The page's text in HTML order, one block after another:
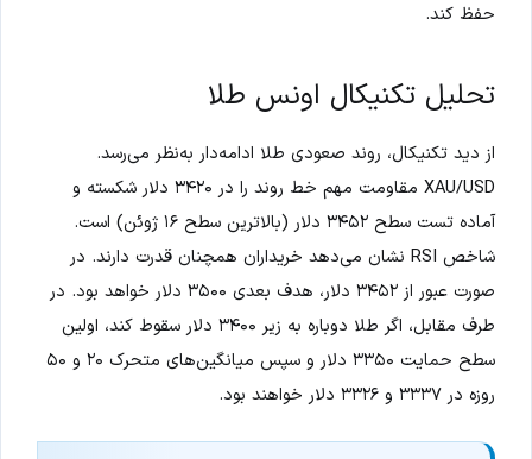
حفظ کند.
تحلیل تکنیکال اونس طلا
از دید تکنیکال، روند صعودی طلا ادامه‌دار به‌نظر می‌رسد.
XAU/USD مقاومت مهم خط روند را در ۳۴۲۰ دلار شکسته و
آماده تست سطح ۳۴۵۲ دلار (بالاترین سطح ۱۶ ژوئن) است.
شاخص RSI نشان می‌دهد خریداران همچنان قدرت دارند. در
صورت عبور از ۳۴۵۲ دلار، هدف بعدی ۳۵۰۰ دلار خواهد بود. در
طرف مقابل، اگر طلا دوباره به زیر ۳۴۰۰ دلار سقوط کند، اولین
سطح حمایت ۳۳۵۰ دلار و سپس میانگین‌های متحرک ۲۰ و ۵۰
روزه در ۳۳۳۷ و ۳۳۲۶ دلار خواهند بود.